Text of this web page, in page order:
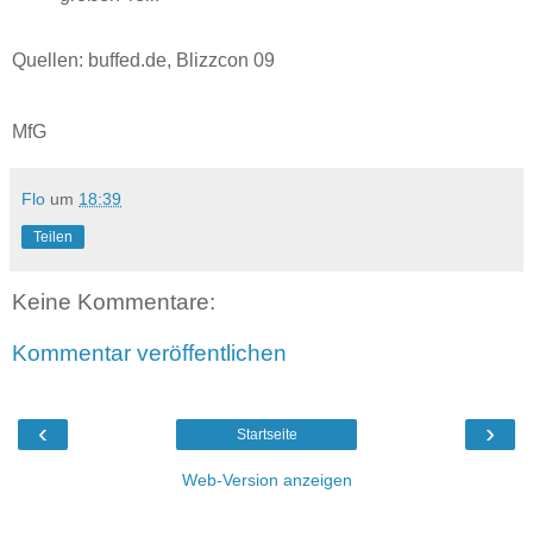
Quellen: buffed.de, Blizzcon 09
MfG
Flo um 18:39
Teilen
Keine Kommentare:
Kommentar veröffentlichen
‹ ›
Startseite
Web-Version anzeigen